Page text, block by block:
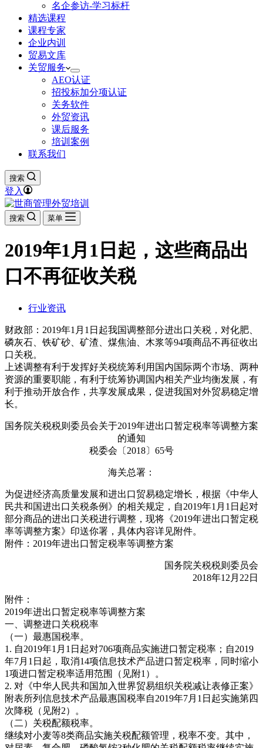
名企参访-学习标杆
精选课程
课程专家
企业内训
贸易文库
关贸服务
AEO认证
招投标加分项认证
关务软件
外贸资讯
课后服务
培训案例
联系我们
搜索
登入
搜索 菜单
2019年1月1日起，这些商品出
口不再征收关税
行业资讯
财政部：2019年1月1日起我国调整部分进出口关税，对化肥、
磷灰石、铁矿砂、矿渣、煤焦油、木浆等94项商品不再征收出
口关税。
上述调整有利于发挥好关税统筹利用国内国际两个市场、两种
资源的重要职能，有利于统筹协调国内相关产业均衡发展，有
利于推动开放合作，共享发展成果，促进我国对外贸易稳定增
长。
国务院关税税则委员会关于2019年进出口暂定税率等调整方案
的通知
税委会〔2018〕65号
海关总署：
为促进经济高质量发展和进出口贸易稳定增长，根据《中华人
民共和国进出口关税条例》的相关规定，自2019年1月1日起对
部分商品的进出口关税进行调整，现将《2019年进出口暂定税
率等调整方案》印送你署，具体内容详见附件。
附件：2019年进出口暂定税率等调整方案
国务院关税税则委员会
2018年12月22日
附件：
2019年进出口暂定税率等调整方案
一、调整进口关税税率
（一）最惠国税率。
1. 自2019年1月1日起对706项商品实施进口暂定税率；自2019
年7月1日起，取消14项信息技术产品进口暂定税率，同时缩小
1项进口暂定税率适用范围（见附1）。
2. 对《中华人民共和国加入世界贸易组织关税减让表修正案》
附表所列信息技术产品最惠国税率自2019年7月1日起实施第四
次降税（见附2）。
（二）关税配额税率。
继续对小麦等8类商品实施关税配额管理，税率不变。其中，